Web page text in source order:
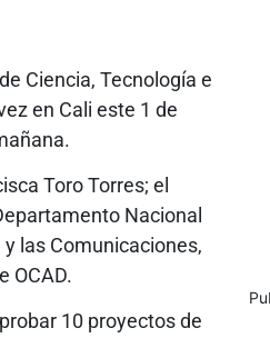
Ciencia, Tecnología e
en Cali este 1 de
Toro Torres; el
Nacional
las Comunicaciones,
OCAD.
10 proyectos de